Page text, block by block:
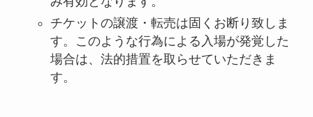
チケットの譲渡・転売は固くお断り致しま
す。このような行為による入場が発覚した
場合は、法的措置を取らせていただきま
す。